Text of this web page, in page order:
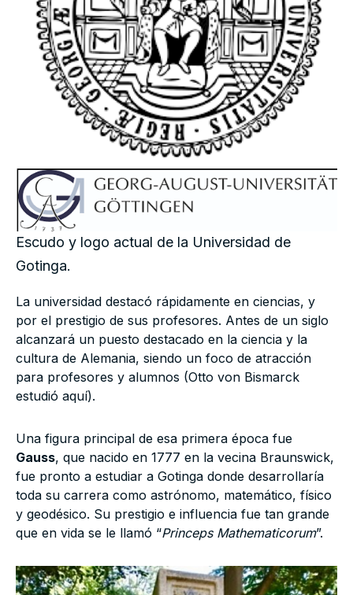
Escudo y logo actual de la Universidad de
Gotinga.
La universidad destacó rápidamente en ciencias, y
por el prestigio de sus profesores. Antes de un siglo
alcanzará un puesto destacado en la ciencia y la
cultura de Alemania, siendo un foco de atracción
para profesores y alumnos (Otto von Bismarck
estudió aquí).
Una figura principal de esa primera época fue
Gauss, que nacido en 1777 en la vecina Braunswick,
fue pronto a estudiar a Gotinga donde desarrollaría
toda su carrera como astrónomo, matemático, físico
y geodésico. Su prestigio e influencia fue tan grande
que en vida se le llamó “Princeps Mathematicorum”.